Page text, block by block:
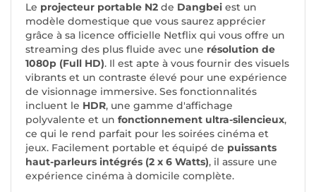
Le projecteur portable N2 de Dangbei est un
modèle domestique que vous saurez apprécier
grâce à sa licence officielle Netflix qui vous offre un
streaming des plus fluide avec une résolution de
1080p (Full HD). Il est apte à vous fournir des visuels
vibrants et un contraste élevé pour une expérience
de visionnage immersive. Ses fonctionnalités
incluent le HDR, une gamme d'affichage
polyvalente et un fonctionnement ultra-silencieux,
ce qui le rend parfait pour les soirées cinéma et
jeux. Facilement portable et équipé de puissants
haut-parleurs intégrés (2 x 6 Watts), il assure une
expérience cinéma à domicile complète.